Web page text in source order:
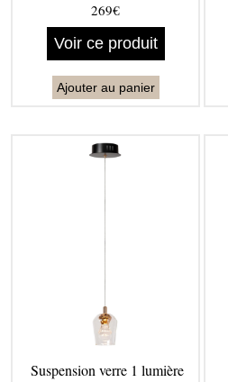
269€
Voir ce produit
Ajouter au panier
Suspension verre 1 lumière